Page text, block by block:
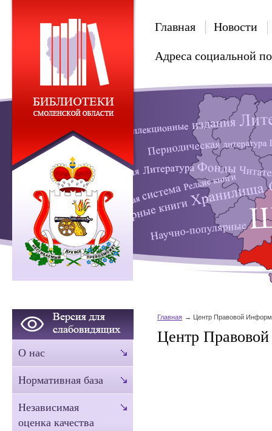
Главная Новости
Адреса социальной
Главная Центр Правовой
Центр
О нас
Нормативная база
Независимая
оценка качества